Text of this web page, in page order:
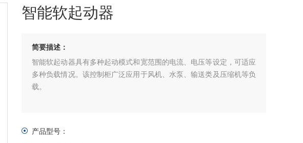
智能软起动器
简要描述：
智能软起动器具有多种起动模式和宽范围的电流、电压等设定，可适应
多种负载情况。该控制柜广泛应用于风机、水泵、输送类及压缩机等负
载。
产品型号：